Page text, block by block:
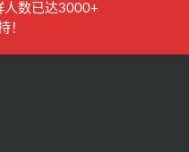
人数已达3000+
！